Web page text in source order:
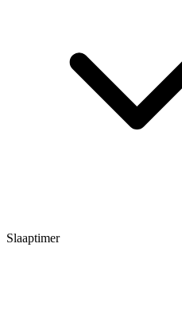
Slaaptimer